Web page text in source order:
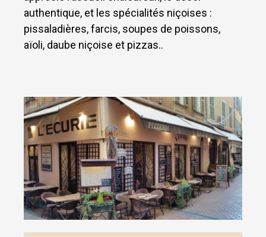
authentique, et les spécialités niçoises :
pissaladières, farcis, soupes de poissons,
aïoli, daube niçoise et pizzas..